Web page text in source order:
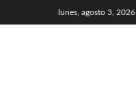
lunes, agosto 3, 2026